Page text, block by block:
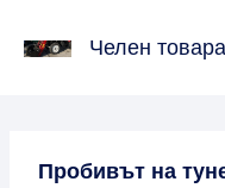
Челен
Пробивът на